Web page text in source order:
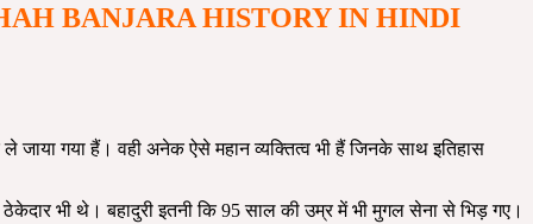
SHAH BANJARA HISTORY IN HINDI
जाया गया हैं। वही अनेक ऐसे महान व्यक्तित्व भी हैं जिनके साथ इतिहास
भी थे। बहादुरी इतनी कि 95 साल की उम्र में भी मुगल सेना से भिड़ गए।